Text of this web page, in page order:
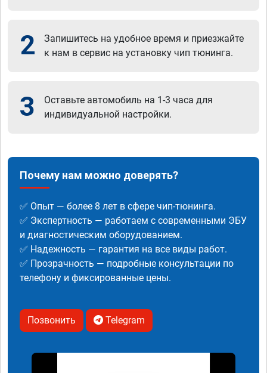
2
Запишитесь на удобное время и приезжайте
к нам в сервис на установку чип тюнинга.
3
Оставьте автомобиль на 1-3 часа для
индивидуальной настройки.
Почему нам можно доверять?
✅ Опыт — более 8 лет в сфере чип-тюнинга.
✅ Экспертность — работаем с современными ЭБУ
и диагностическим оборудованием.
✅ Надежность — гарантия на все виды работ.
✅ Прозрачность — подробные консультации по
телефону и фиксированные цены.
Позвонить Telegram